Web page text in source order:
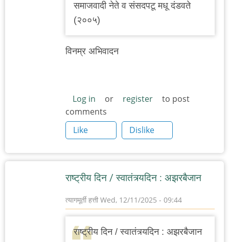
समाजवादी नेते व संसदपटू मधू दंडवते
(२००५)
विनम्र अभिवादन
Log in or register
to post
comments
Like
Dislike
राष्ट्रीय दिन / स्वातंत्र्यदिन : अझरबैजान
त्यागमूर्ती हत्ती Wed, 12/11/2025 - 09:44
राष्ट्रीय दिन / स्वातंत्र्यदिन : अझरबैजान